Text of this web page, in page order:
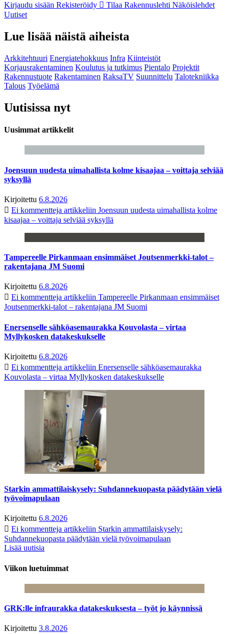
Kirjaudu sisään Rekisteröidy Tilaa Rakennuslehti Näköislehdet
Uutiset
Lue lisää näistä aiheista
Arkkitehtuuri Energiatehokkuus Infra Kiinteistöt
Korjausrakentaminen Koulutus ja tutkimus Pientalo Projektit
Rakennustuote Rakentaminen RaksaTV Suunnittelu Talotekniikka
Talous Työelämä
Uutisissa nyt
Uusimmat artikkelit
Joensuun uudesta uimahallista kolme kisaajaa – voittaja selviää
syksyllä
Kirjoitettu 6.8.2026
Ei kommentteja artikkeliin Joensuun uudesta uimahallista kolme
kisaajaa – voittaja selviää syksyllä
Tampereelle Pirkanmaan ensimmäiset Joutsenmerkki-talot –
rakentajana JM Suomi
Kirjoitettu 6.8.2026
Ei kommentteja artikkeliin Tampereelle Pirkanmaan ensimmäiset
Joutsenmerkki-talot – rakentajana JM Suomi
Enersenselle sähköasemaurakka Kouvolasta – virtaa
Myllykosken datakeskukselle
Kirjoitettu 6.8.2026
Ei kommentteja artikkeliin Enersenselle sähköasemaurakka
Kouvolasta – virtaa Myllykosken datakeskukselle
Starkin ammattilaiskysely: Suhdannekuopasta päädytään vielä
työvoimapulaan
Kirjoitettu 6.8.2026
Ei kommentteja artikkeliin Starkin ammattilaiskysely:
Suhdannekuopasta päädytään vielä työvoimapulaan
Lisää uutisia
Viikon luetuimmat
GRK:lle infraurakka datakeskuksesta – työt jo käynnissä
Kirjoitettu 3.8.2026